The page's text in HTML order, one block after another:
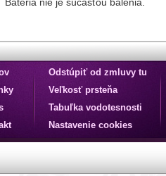
Odstúpiť od zmluvy tu
Veľkosť prsteňa
Tabuľka vodotesnosti
Nastavenie cookies